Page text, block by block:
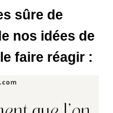
sûre de
nos idées de
faire réagir :